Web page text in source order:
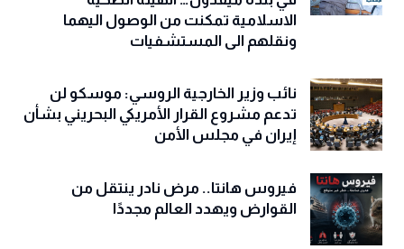
الاسلامية تمكنت من الوصول اليهما
ونقلهم الى المستشفيات
نائب وزير الخارجية الروسي: موسكو لن
تدعم مشروع القرار الأمريكي البحريني بشأن
إيران في مجلس الأمن
فيروس هانتا.. مرض نادر ينتقل من
القوارض ويهدد العالم مجددًا